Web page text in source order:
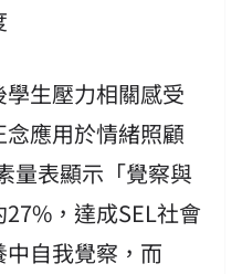
生壓力相關感受
應用於情緒照顧
量表顯示「覺察與
，達成SEL社會
自我覺察，而